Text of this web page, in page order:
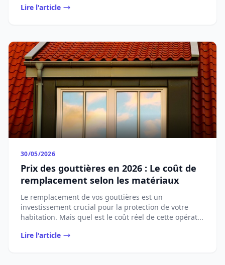
Lire l'article
30/05/2026
Prix des gouttières en 2026 : Le coût de
remplacement selon les matériaux
Le remplacement de vos gouttières est un
investissement crucial pour la protection de votre
habitation. Mais quel est le coût réel de cette opérat...
Lire l'article